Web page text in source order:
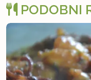
PODOBNI